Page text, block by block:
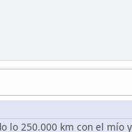
lo 250.000 km con el mío